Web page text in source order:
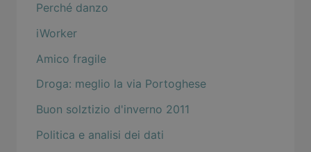
Perché danzo
iWorker
Amico fragile
Droga: meglio la via Portoghese
Buon solztizio d'inverno 2011
Politica e analisi dei dati